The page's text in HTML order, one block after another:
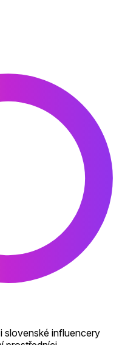
slovenské influencery